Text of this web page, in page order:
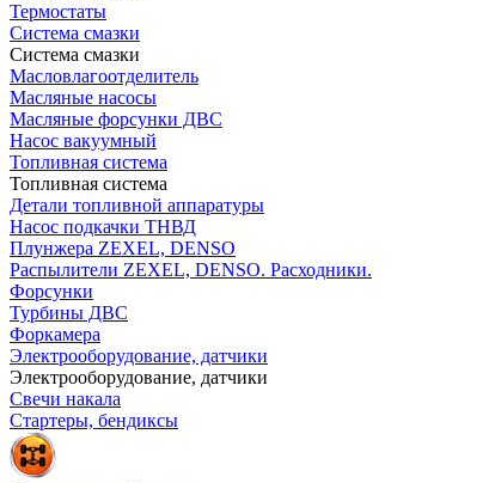
Термостаты
Система смазки
Система смазки
Масловлагоотделитель
Масляные насосы
Масляные форсунки ДВС
Насос вакуумный
Топливная система
Топливная система
Детали топливной аппаратуры
Насос подкачки ТНВД
Плунжера ZEXEL, DENSO
Распылители ZEXEL, DENSO. Расходники.
Форсунки
Турбины ДВС
Форкамера
Электрооборудование, датчики
Электрооборудование, датчики
Свечи накала
Стартеры, бендиксы